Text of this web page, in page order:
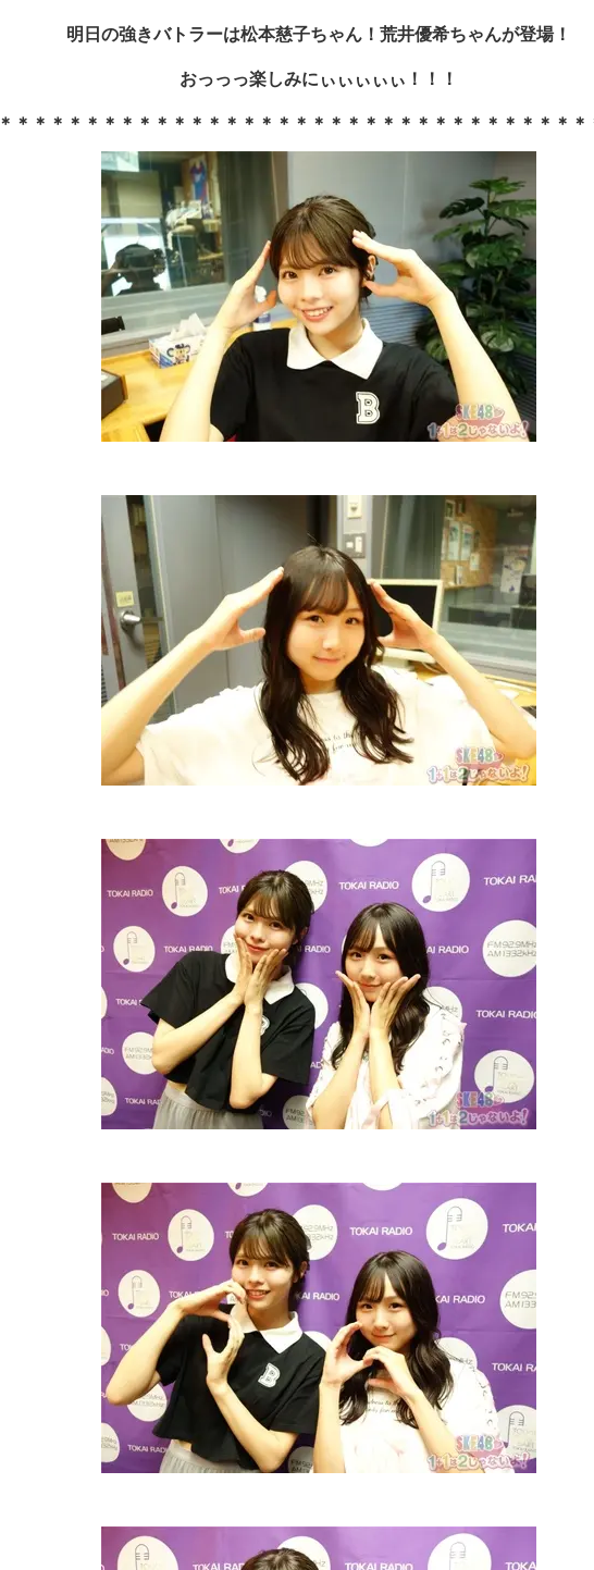
明日の強きバトラーは松本慈子ちゃん！荒井優希ちゃんが登場！
おっっっ楽しみにぃぃぃぃぃ！！！
＊＊＊＊＊＊＊＊＊＊＊＊＊＊＊＊＊＊＊＊＊＊＊＊＊＊＊＊＊＊＊＊＊＊